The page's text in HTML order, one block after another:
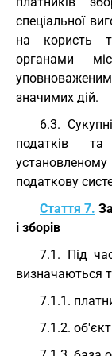
спеціальної
на користь
органами
значимих дій.
6.3.
податків
податкову
Стаття 7.
і зборів
7.1. Під
визначаються
7.1.1.
7.1.2.